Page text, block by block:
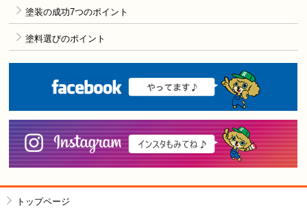
塗装の成功7つのポイント
塗料選びのポイント
トップページ